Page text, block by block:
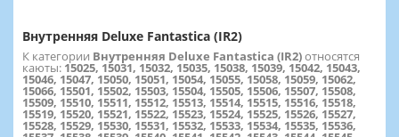
Внутренняя Deluxe Fantastica (IR2)
К категории Внутренняя Deluxe Fantastica (IR2)относятся
каюты: 15025, 15031, 15032, 15035, 15038, 15039, 15042, 15043,
15046, 15047, 15050, 15051, 15054, 15055, 15058, 15059, 15062,
15066, 15501, 15502, 15503, 15504, 15505, 15506, 15507, 15508,
15509, 15510, 15511, 15512, 15513, 15514, 15515, 15516, 15518,
15519, 15520, 15521, 15522, 15523, 15524, 15525, 15526, 15527,
15528, 15529, 15530, 15531, 15532, 15533, 15534, 15535, 15536,